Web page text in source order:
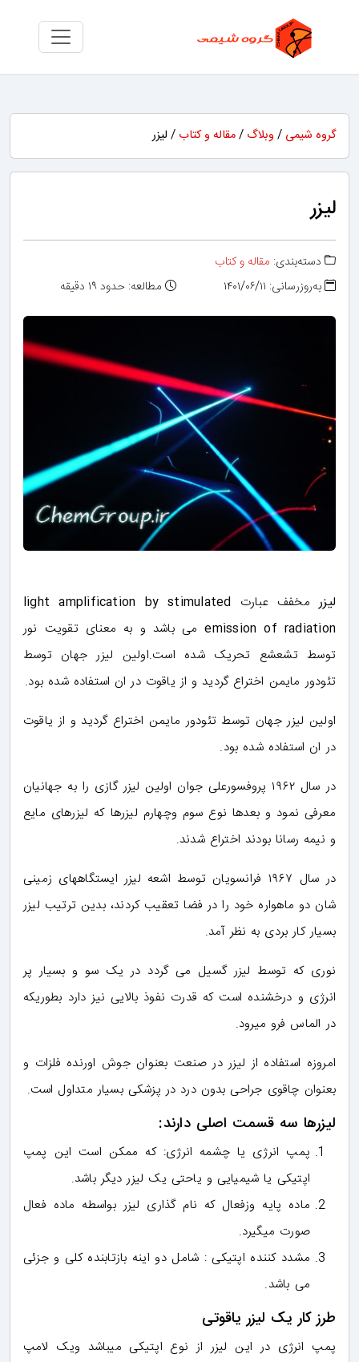
گروه شیمی / وبلاگ /مقاله و کتاب / لیزر
لیزر
دسته‌بندی: مقاله و کتاب
به‌روزرسانی: ۱۴۰۱/۰۶/۱۱
مطالعه: حدود ۱۹ دقیقه
لیزرمخفف عبارت light amplification by stimulated
emission of radiationمی باشد و به معنای تقویت نور
توسط تشعشع تحریک شده است.اولین لیزر جهان توسط
تئودور مایمن اختراع گردید و از یاقوت در ان استفاده شده بود.
اولین لیزر جهان توسط تئودور مایمن اختراع گردید و از یاقوت
در ان استفاده شده بود.
در سال ۱۹۶۲ پروفسورعلی جوان اولین لیزر گازی را به جهانیان
معرفی نمود و بعدها نوع سوم وچهارم لیزرها که لیزرهای مایع
و نیمه رسانا بودند اختراع شدند.
در سال ۱۹۶۷ فرانسویان توسط اشعه لیزر ایستگاههای زمینی
شان دو ماهواره خود را در فضا تعقیب کردند، بدین ترتیب لیزر
بسیار کار بردی به نظر آمد.
نوری که توسط لیزر گسیل می گردد در یک سو و بسیار پر
انرژی و درخشنده است که قدرت نفوذ بالایی نیز دارد بطوریکه
در الماس فرو میرود.
امروزه استفاده از لیزر در صنعت بعنوان جوش اورنده فلزات و
بعنوان چاقوی جراحی بدون درد در پزشکی بسیار متداول است.
لیزرها سه قسمت اصلی دارند:
پمپ انرژی یا چشمه انرژی: که ممکن است این پمپ
اپتیکی یا شیمیایی و یاحتی یک لیزر دیگر باشد.
ماده پایه وزفعال که نام گذاری لیزر بواسطه ماده فعال
صورت میگیرد.
مشدد کننده اپتیکی : شامل دو اینه بازتابنده کلی و جزئی
می باشد.
طرز کار یک لیزر یاقوتی
پمپ انرژی در این لیزر از نوع اپتیکی میباشد ویک لامپ